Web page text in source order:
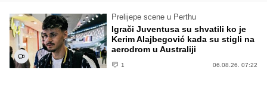
Prelijepe scene u Perthu
Igrači Juventusa su shvatili ko je
Kerim Alajbegović kada su stigli na
aerodrom u Australiji
1 06.08.26. 07:22